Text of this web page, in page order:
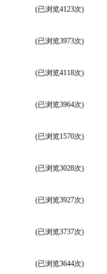
(已浏览4123次)
(已浏览3973次)
(已浏览4118次)
(已浏览3964次)
(已浏览1570次)
(已浏览3028次)
(已浏览3927次)
(已浏览3737次)
(已浏览3644次)